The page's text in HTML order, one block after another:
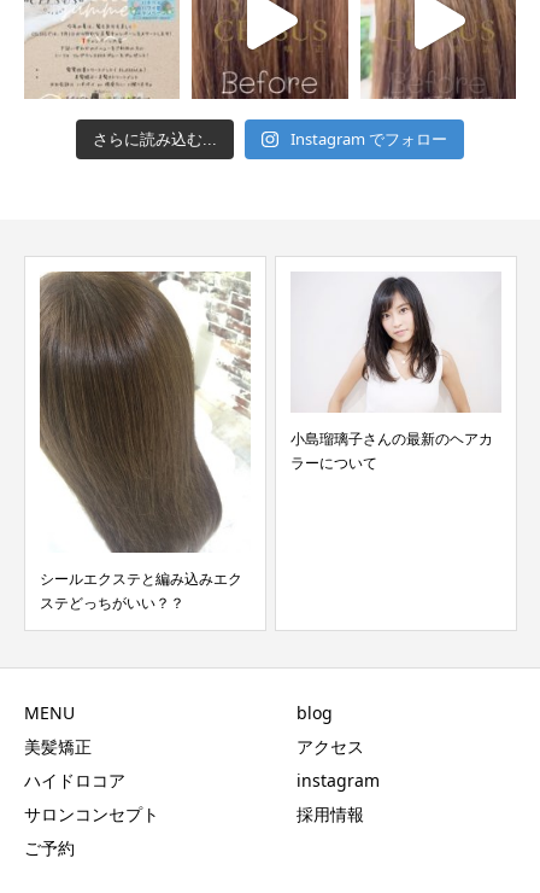
さらに読み込む... Instagram でフォロー
シールエクステと編み込みエク
ステどっちがいい？？
小島瑠璃子さんの最新のヘアカ
ラーについて
MENU
美髪矯正
ハイドロコア
サロンコンセプト
ご予約
blog
アクセス
instagram
採用情報